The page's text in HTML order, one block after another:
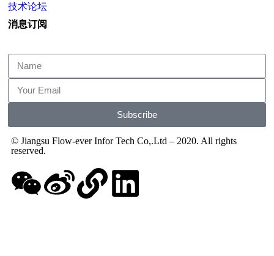
技术论坛
消息订阅
Subscribe
© Jiangsu Flow-ever Infor Tech Co,.Ltd – 2020. All rights
reserved.